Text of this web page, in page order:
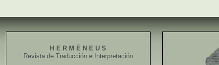
H E R M Ē N E U S
Revista de Traducción e Interpretación